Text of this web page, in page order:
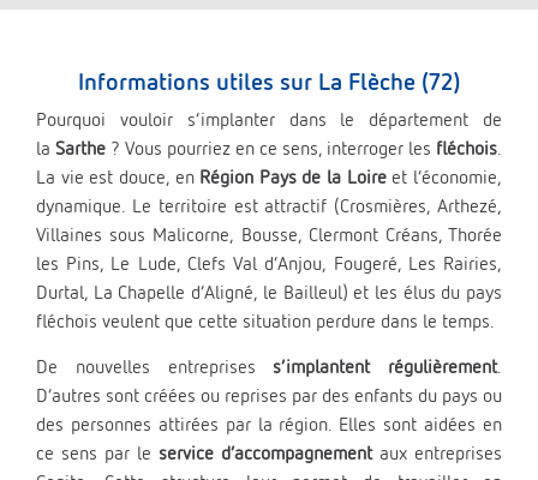
Informations utiles sur La Flèche (72)
Pourquoi vouloir s’implanter dans le département de
la Sarthe ? Vous pourriez en ce sens, interroger les fléchois
La vie est douce, en Région Pays de la Loire et l’économie,
dynamique. Le territoire est attractif (Crosmières, Arthezé,
Villaines sous Malicorne, Bousse, Clermont Créans, Thorée
les Pins, Le Lude, Clefs Val d’Anjou, Fougeré, Les Rairies,
Durtal, La Chapelle d’Aligné, le Bailleul) et les élus du pays
fléchois veulent que cette situation perdure dans le temps.
De nouvelles entreprises s’implantent régulièrement.
D’autres sont créées ou reprises par des enfants du pays ou
des personnes attirées par la région. Elles sont aidées en
ce sens par le service d’accompagnementaux entreprises